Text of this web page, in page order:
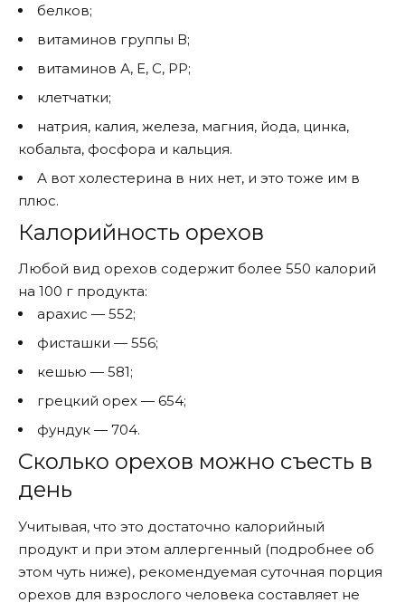
белков;
витаминов группы В;
витаминов А, Е, С, РР;
клетчатки;
натрия, калия, железа, магния, йода, цинка,
кобальта, фосфора и кальция.
А вот холестерина в них нет, и это тоже им в
плюс.
Калорийность орехов
Любой вид орехов содержит более 550 калорий
на 100 г продукта:
арахис — 552;
фисташки — 556;
кешью — 581;
грецкий орех — 654;
фундук — 704.
Сколько орехов можно съесть в
день
Учитывая, что это достаточно калорийный
продукт и при этом аллергенный (подробнее об
этом чуть ниже), рекомендуемая суточная порция
орехов для взрослого человека составляет не